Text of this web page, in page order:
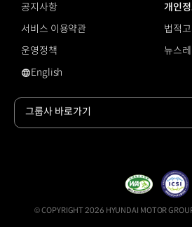
공지사항
개인
서비스 이용약관
법적
운영정책
뉴스
영문 사이트로 이동
English
그룹사 바로가기
© COPYRIGHT 2026 HYUNDAI MOTOR